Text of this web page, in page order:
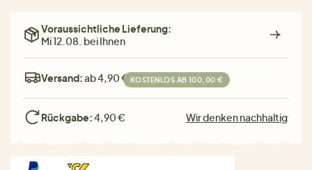
Voraussichtliche Lieferung:
Mi 12.08. bei Ihnen
Versand:ab 4,90 € KOSTENLOS AB 100,00 €
Rückgabe:4,90 € Wir denken nachhaltig